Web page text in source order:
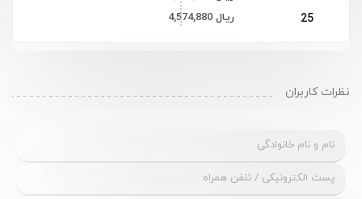
25 4,574,880 ریال
نظرات کاربران